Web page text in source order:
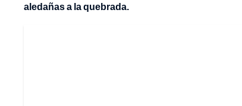
aledañas a la quebrada.